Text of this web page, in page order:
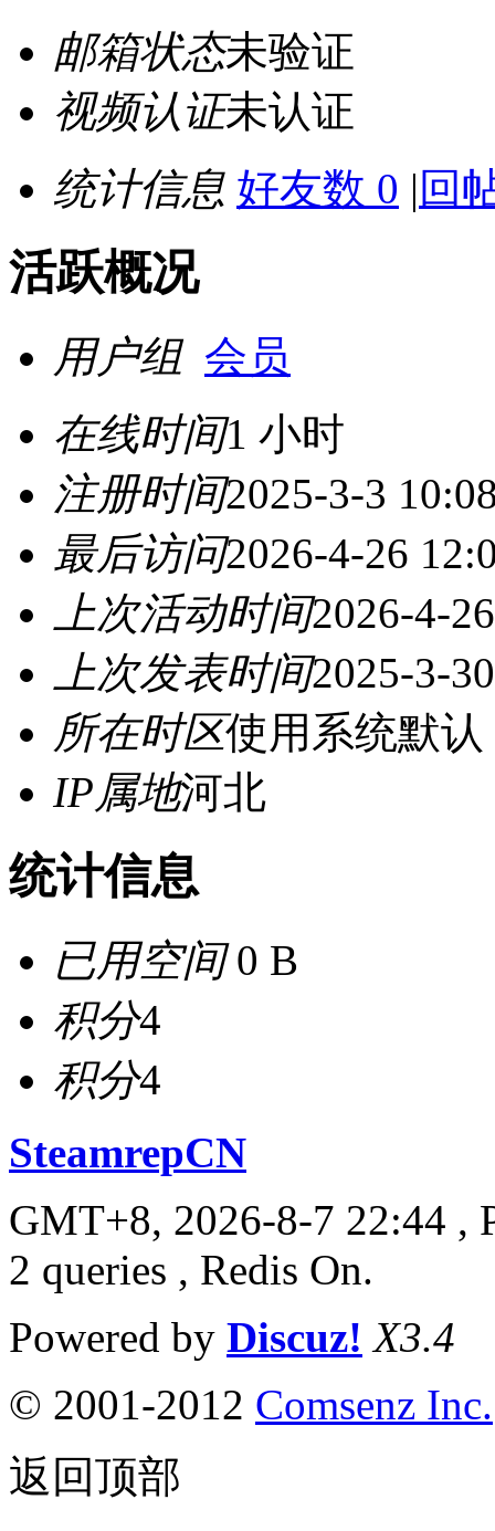
邮箱状态未验证
视频认证未认证
统计信息 好友数 0 | 回
活跃概况
用户组 会员
在线时间1 小时
注册时间2025-3-3
最后访问2026-4-26
上次活动时间2026-4-
上次发表时间2025-3-
所在时区使用系统默认
IP属地河北
统计信息
已用空间0 B
积分4
积分4
SteamrepCN
GMT+8, 2026-8-7 22:44 ,
2 queries , Redis On.
Powered by Discuz! X3.4
© 2001-2012 Comsenz Inc.
返回顶部